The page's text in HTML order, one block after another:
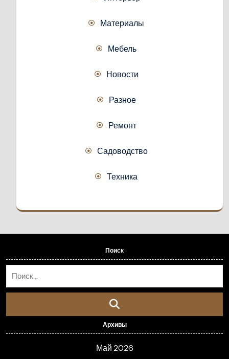
Материалы
Мебель
Новости
Разное
Ремонт
Садоводство
Техника
Поиск
Архивы
Май 2026